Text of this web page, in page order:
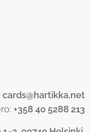
cards@hartikka.net
+358 40 5288 213